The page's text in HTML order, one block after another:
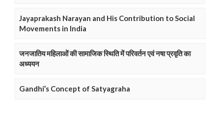
Jayaprakash Narayan and His Contribution to Social
Movements in India
जनजातिय महिलाओं की सामाजिक स्थिति में परिवर्तन एवं नषा प्रवृति का
अध्ययन
Gandhi’s Concept of Satyagraha